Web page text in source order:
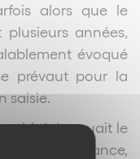
alors que le
années,
évoqué
prévaut pour la
saisie.
évoquait le
à la redevance,